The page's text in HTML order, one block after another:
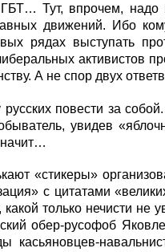
Тут, впрочем, надо
движений. Ибо
рядах выступать
активистов
А не спор двух
повести за
увидев
«стикеры»
с цитатами
только нечисти не
обер-русофоб
касьяновцев-